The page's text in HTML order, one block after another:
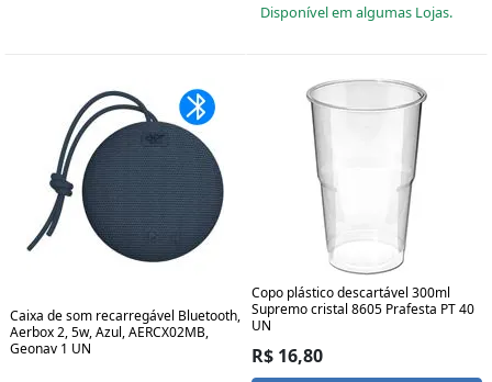
Disponível em algumas Lojas.
Caixa de som recarregável Bluetooth,
Aerbox 2, 5w, Azul, AERCX02MB,
Geonav 1 UN
Copo plástico descartável 300ml
Supremo cristal 8605 Prafesta PT 40
UN
R$ 16,80